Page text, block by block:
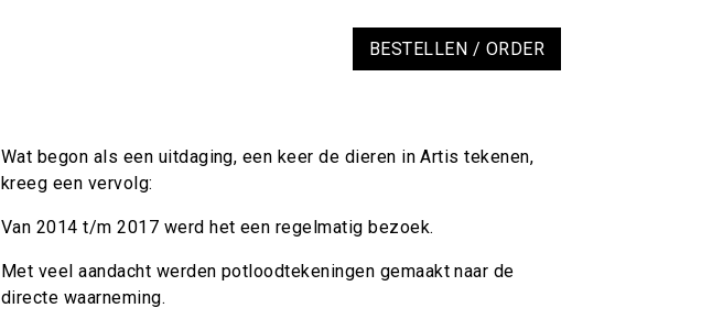
BESTELLEN / ORDER
Wat begon als een uitdaging, een keer de dieren in Artis tekenen,
kreeg een vervolg:
Van 2014 t/m 2017 werd het een regelmatig bezoek.
Met veel aandacht werden potloodtekeningen gemaakt naar de
directe waarneming.